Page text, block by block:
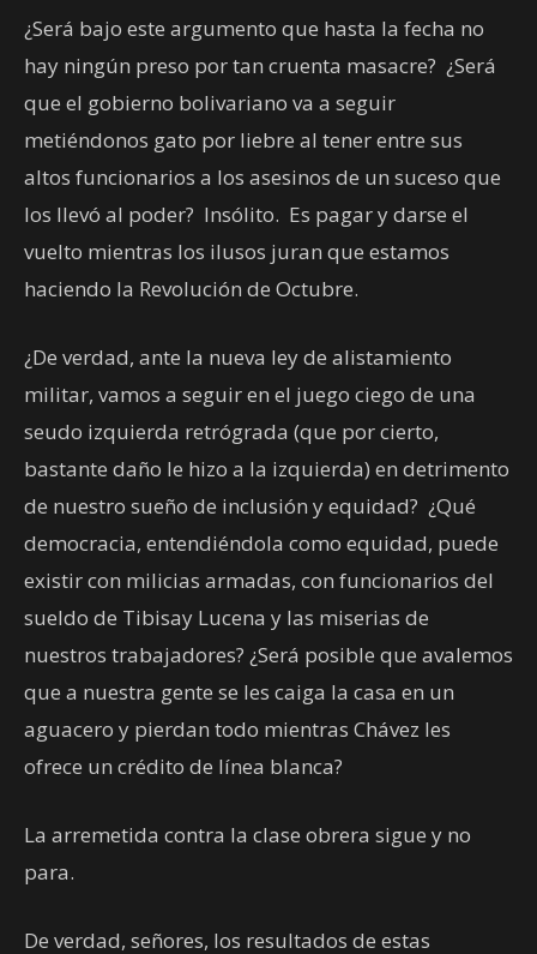
¿Será bajo este argumento que hasta la fecha no
hay ningún preso por tan cruenta masacre? ¿Será
que el gobierno bolivariano va a seguir
metiéndonos gato por liebre al tener entre sus
altos funcionarios a los asesinos de un suceso que
los llevó al poder? Insólito. Es pagar y darse el
vuelto mientras los ilusos juran que estamos
haciendo la Revolución de Octubre.
¿De verdad, ante la nueva ley de alistamiento
militar, vamos a seguir en el juego ciego de una
seudo izquierda retrógrada (que por cierto,
bastante daño le hizo a la izquierda) en detrimento
de nuestro sueño de inclusión y equidad? ¿Qué
democracia, entendiéndola como equidad, puede
existir con milicias armadas, con funcionarios del
sueldo de Tibisay Lucena y las miserias de
nuestros trabajadores? ¿Será posible que avalemos
que a nuestra gente se les caiga la casa en un
aguacero y pierdan todo mientras Chávez les
ofrece un crédito de línea blanca?
La arremetida contra la clase obrera sigue y no
para.
De verdad, señores, los resultados de estas